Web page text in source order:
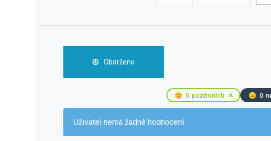
Obdrženo
🙂 0 pozitivních 😐 0
Uživatel nemá žádné hodnocení.